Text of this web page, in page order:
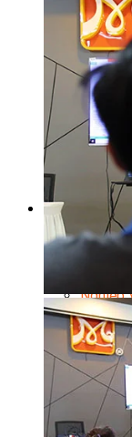
Điểm
Eat
Food
Master
Bếp Gia
Học
Chuyên
Khởi
Khởi
Bí
Video
Pha Chế
Nghiệp
Nghiệp
Nghiệp
Nghiệp
Nghiệp
Nghiệp
Chuyên
Cà Phê
Khởi Sự
Bí
Kinh